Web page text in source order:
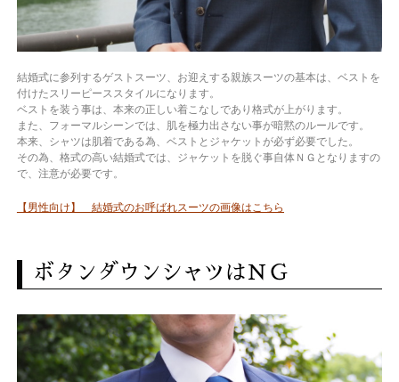
結婚式に参列するゲストスーツ、お迎えする親族スーツの基本は、ベストを
付けたスリーピーススタイルになります。
ベストを装う事は、本来の正しい着こなしであり格式が上がります。
また、フォーマルシーンでは、肌を極力出さない事が暗黙のルールです。
本来、シャツは肌着である為、ベストとジャケットが必ず必要でした。
その為、格式の高い結婚式では、ジャケットを脱ぐ事自体ＮＧとなりますの
で、注意が必要です。
【男性向け】 結婚式のお呼ばれスーツの画像はこちら
ボタンダウンシャツはＮＧ